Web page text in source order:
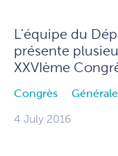
L’équipe du
présente
XXVIème
Congrès Générale
4 July 2016